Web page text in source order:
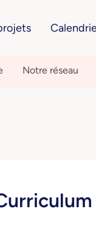
Notre réseau